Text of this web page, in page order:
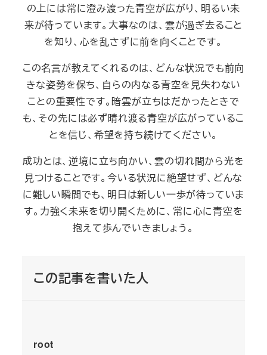
の上には常に澄み渡った青空が広がり、明るい未
来が待っています。大事なのは、雲が過ぎ去ること
を知り、心を乱さずに前を向くことです。
この名言が教えてくれるのは、どんな状況でも前向
きな姿勢を保ち、自らの内なる青空を見失わない
ことの重要性です。暗雲が立ちはだかったときで
も、その先には必ず晴れ渡る青空が広がっているこ
とを信じ、希望を持ち続けてください。
成功とは、逆境に立ち向かい、雲の切れ間から光を
見つけることです。今いる状況に絶望せず、どんな
に難しい瞬間でも、明日は新しい一歩が待っていま
す。力強く未来を切り開くために、常に心に青空を
抱えて歩んでいきましょう。
この記事を書いた人
root